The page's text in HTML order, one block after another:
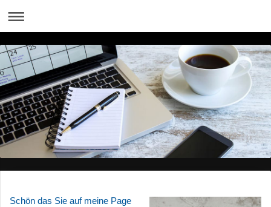
Schön das Sie auf meine Page